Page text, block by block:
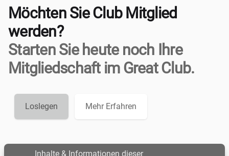
Möchten Sie Club Mitglied
werden?
Starten Sie heute noch Ihre
Mitgliedschaft im Great Club.
Loslegen Mehr Erfahren
Inhalte & Informationen dieser